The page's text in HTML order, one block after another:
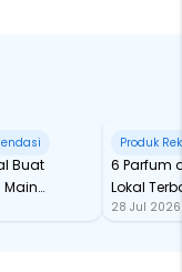
Buat
Main
Selalu
Produk
6 Parfum
Lokal
dari
28 Jul 2026